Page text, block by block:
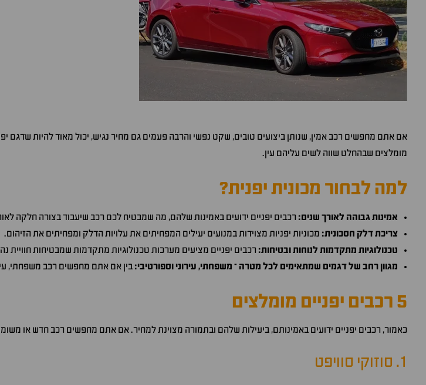
אם אתם מחפשים רכב אמין, שנותן ביצועים טובים, שקט נפשי והרבה פעמים גם מחיר נגיש, יכול מאוד להיות שדגם
מומלצים שבהחלט שווה לשים עליהם עין.
למה לבחור מכונית יפנית?
אמינות גבוהה לאורך שנים: רכבים יפניים ידועים באמינות שלהם, מה שמבטיח לכם רכב שיעבוד בצורה חלקה
צריכת דלק חסכונית: מכוניות יפניות מצוידות במנועים יעילים המפחיתים את עלויות הדלק ומפחיתים את הזיהום.
טכנולוגיות מתקדמות לנוחות ובטיחות: רכבים יפניים מציעים מערכות טכנולוגיות מתקדמות שמבטיחות חוויית
מגוון רחב של דגמים שמתאימים לכל מטרה – משפחתי, עירוני וספורטיבי: בין אם אתם מחפשים רכב משפחתי,
5 רכבים יפניים מומלצים
כאמור, רכבים יפניים ידועים באמינותם, ביעילות שלהם ובתמורה מצוינת למחיר. אם אתם מחפשים רכב חדש או
1. סוזוקי סוויפט